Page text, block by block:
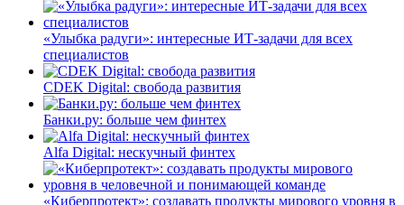
«Улыбка радуги»: интересные ИТ-задачи для всех
специалистов
CDEK Digital: свобода развития
Банки.ру: больше чем финтех
Alfa Digital: нескучный финтех
«Киберпротект»: создавать продукты мирового уровня в